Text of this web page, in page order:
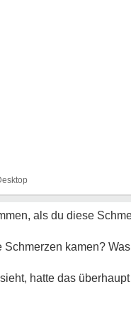
als du diese
Schmerzen kamen?
hatte das